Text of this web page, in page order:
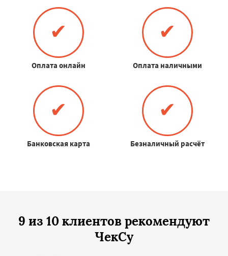
✔
Оплата онлайн
✔
Оплата наличными
✔
Банковская карта
✔
Безналичный расчёт
9 из 10 клиентов рекомендуют
ЧекСу